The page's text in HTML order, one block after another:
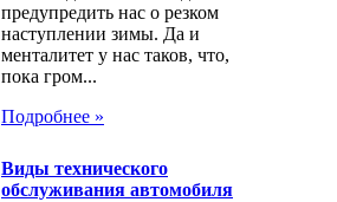
предупредить нас о резком
наступлении зимы. Да и
менталитет у нас таков, что,
пока гром...
Подробнее »
Виды технического
обслуживания автомобиля